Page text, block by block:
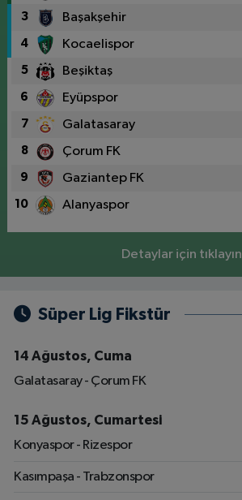
3 Başakşehir
4 Kocaelispor
5 Beşiktaş
6 Eyüpspor
7 Galatasaray
8 Çorum FK
9 Gaziantep FK
10 Alanyaspor
Detaylar için tıklayın
Süper Lig Fikstür
14 Ağustos, Cuma
Galatasaray - Çorum FK
15 Ağustos, Cumartesi
Konyaspor - Rizespor
Kasımpaşa - Trabzonspor